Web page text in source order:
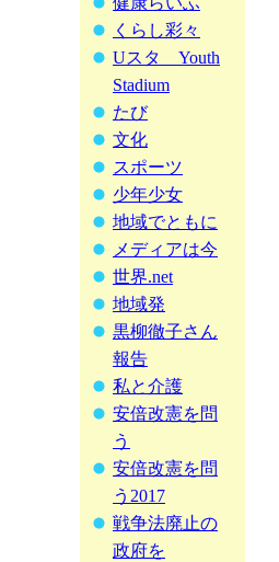
くらし彩々
Uスタ Youth
Stadium
たび
文化
スポーツ
少年少女
地域でともに
メディアは今
世界.net
地域発
黒柳徹子さん
報告
私と介護
安倍改憲を問
う
安倍改憲を問
う2017
戦争法廃止の
政府を